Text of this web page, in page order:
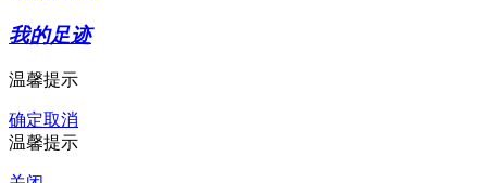
我的足迹
温馨提示
确定取消
温馨提示